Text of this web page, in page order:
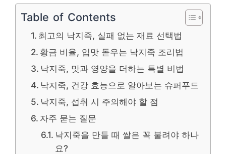
Table of Contents
최고의 낙지죽, 실패 없는 재료 선택법
황금 비율, 입맛 돋우는 낙지죽 조리법
낙지죽, 맛과 영양을 더하는 특별 비법
낙지죽, 건강 효능으로 알아보는 슈퍼푸드
낙지죽, 섭취 시 주의해야 할 점
자주 묻는 질문
낙지죽을 만들 때 쌀은 꼭 불려야 하나
요?